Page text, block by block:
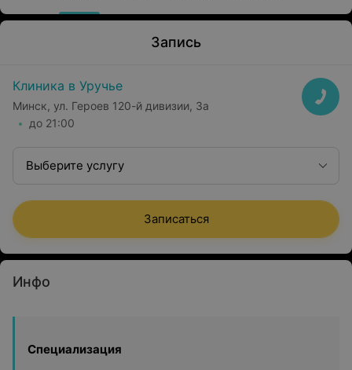
Запись
Клиника в Уручье
Минск, ул. Героев 120-й дивизии, 3а
до 21:00
Выберите услугу
Записаться
Инфо
Специализация